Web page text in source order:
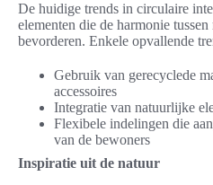
De huidige trends in circulaire
elementen die de harmonie
bevorderen. Enkele opvallende
Gebruik van gerecyclede
accessoires
Integratie van natuurlijke
Flexibele indelingen die
van de bewoners
Inspiratie uit de natuur